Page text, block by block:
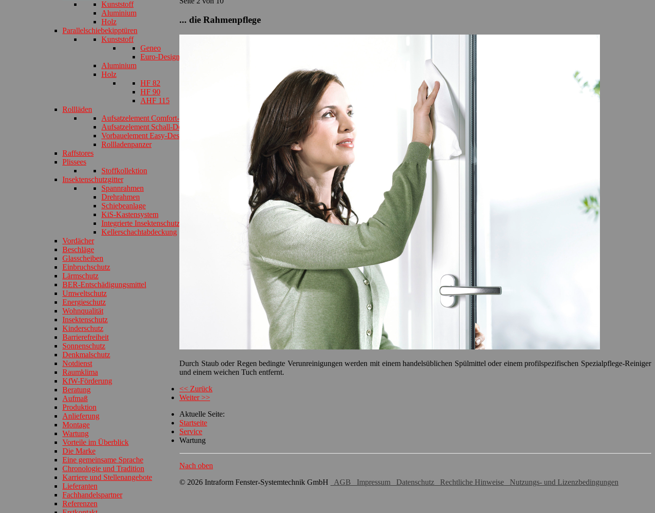
Kunststoff
Aluminium
Holz
Parallelschiebekipptüren
Kunststoff
Geneo
Euro-Design 86
Aluminium
Holz
HF 82
HF 90
AHF 115
Rollläden
Aufsatzelement Comfort-Design
Aufsatzelement Schall-Design
Vorbauelement Easy-Design
Rollladenpanzer
Raffstores
Plissees
Stoffkollektion
Insektenschutzgitter
Spannrahmen
Drehrahmen
Schiebeanlage
KiS-Kastensystem
Integrierte Insektenschutzrollladen
Kellerschachtabdeckung
Vordächer
Beschläge
Glasscheiben
Einbruchschutz
Lärmschutz
BER-Entschädigungsmittel
Umweltschutz
Energieschutz
Wohnqualität
Insektenschutz
Kinderschutz
Barrierefreiheit
Sonnenschutz
Denkmalschutz
Notdienst
Raumklima
KfW-Förderung
Beratung
Aufmaß
Produktion
Anlieferung
Montage
Wartung
Vorteile im Überblick
Die Marke
Eine gemeinsame Sprache
Chronologie und Tradition
Karriere und Stellenangebote
Lieferanten
Fachhandelspartner
Referenzen
... die Rahmenpflege
Durch Staub oder Regen bedingte Verunreinigungen werden mit einem handelsüblichen Spülmittel oder einem profilspezifischen Spezialpflege-Reiniger
und einem weichen Tuch entfernt.
<< Zurück
Weiter >>
Aktuelle Seite:
Startseite
Service
Wartung
Nach oben
© 2026 Intraform Fenster-Systemtechnik GmbH
AGB Impressum Datenschutz Rechtliche Hinweise Nutzungs- und Lizenzbedingungen